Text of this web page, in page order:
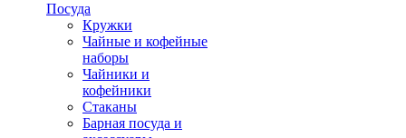
Посуда
Кружки
Чайные и кофейные
наборы
Чайники и
кофейники
Стаканы
Барная посуда и